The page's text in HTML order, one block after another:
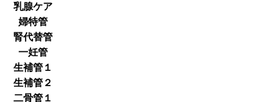
乳腺ケア
婦特管
腎代替管
一妊管
生補管１
生補管２
二骨管１